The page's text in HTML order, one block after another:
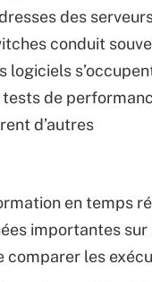
des
conduit
logiciels
tests de
d’autres
en temps
importantes
les